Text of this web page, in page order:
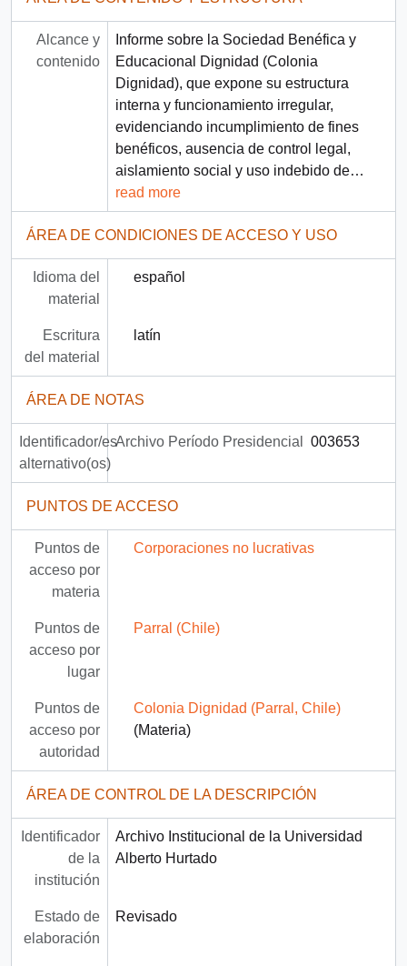
Alcance y
contenido
Informe sobre la Sociedad Benéfica y
Educacional Dignidad (Colonia
Dignidad), que expone su estructura
interna y funcionamiento irregular,
evidenciando incumplimiento de fines
benéficos, ausencia de control legal,
aislamiento social y uso indebido de…
read more
ÁREA DE CONDICIONES DE ACCESO Y USO
Idioma del
material
español
Escritura
del material
latín
ÁREA DE NOTAS
Identificador/es
alternativo(os)
Archivo Período Presidencial 003653
PUNTOS DE ACCESO
Puntos de
acceso por
materia
Corporaciones no lucrativas
Puntos de
acceso por
lugar
Parral (Chile)
Puntos de
acceso por
autoridad
Colonia Dignidad (Parral, Chile)
(Materia)
ÁREA DE CONTROL DE LA DESCRIPCIÓN
Identificador
de la
institución
Archivo Institucional de la Universidad
Alberto Hurtado
Estado de
elaboración
Revisado